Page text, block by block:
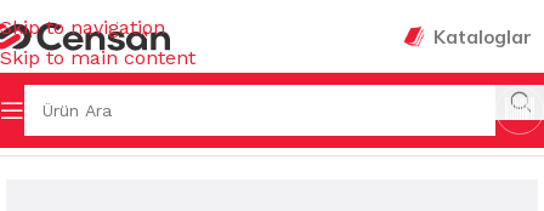
Skip to navigation
Skip to main content
Kataloglar
MUHTELİF MUTFAK EŞYALARI